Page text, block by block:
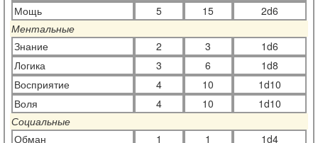
Мощь
5 15
2d6
Ментальные
Знание
2 3
1d6
Логика
3 6
1d8
Восприятие
4 10
1d10
Воля
4 10
1d10
Социальные
Обман
1 1
1d4